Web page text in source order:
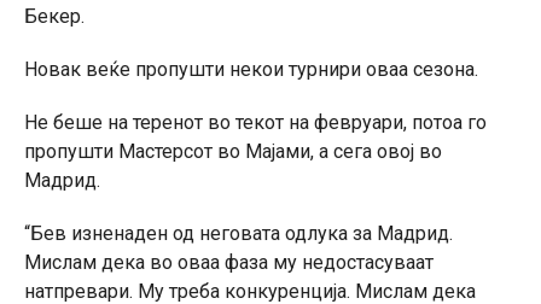
Бекер.
Новак веќе пропушти некои турнири оваа сезона.
Не беше на теренот во текот на февруари, потоа го
пропушти Мастерсот во Мајами, а сега овој во
Мадрид.
“Бев изненаден од неговата одлука за Мадрид.
Мислам дека во оваа фаза му недостасуваат
натпревари. Му треба конкуренција. Мислам дека